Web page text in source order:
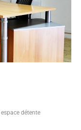
détente